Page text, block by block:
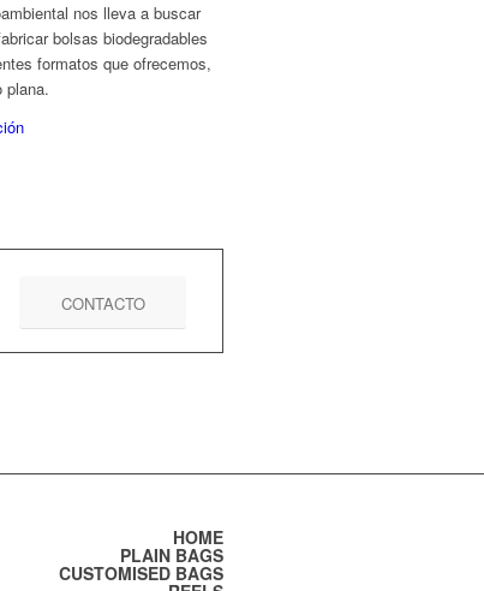
nos lleva a buscar
bolsas biodegradables
formatos que ofrecemos,
plana.
CONTACTO
HOME
PLAIN BAGS
CUSTOMISED BAGS